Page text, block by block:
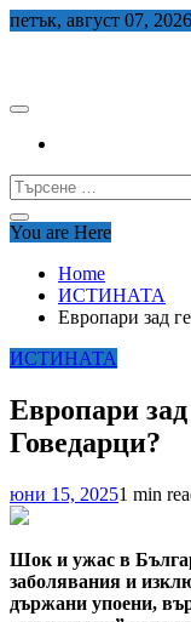
Skip
петък, август 07, 2026
Търсене
за:
You are Here
Home
ИСТИНАТА
Европари зад
ИСТИНАТА
Европари
Говедарци?
юни 15, 20251 min
Шок и ужас в
заболявания и
държани упоени,